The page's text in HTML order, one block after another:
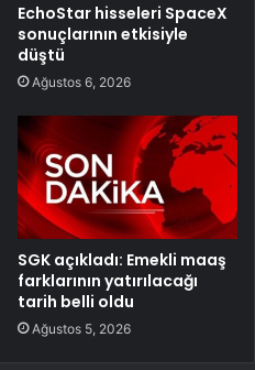
EchoStar hisseleri SpaceX
sonuçlarının etkisiyle
düştü
Ağustos 6, 2026
SGK açıkladı: Emekli maaş
farklarının yatırılacağı
tarih belli oldu
Ağustos 5, 2026